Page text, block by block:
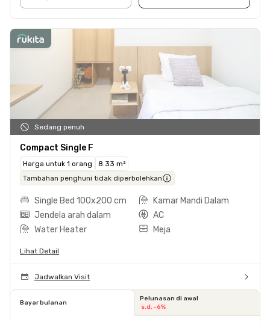
Sedang penuh
Compact Single F
Harga untuk 1 orang
8.33 m²
Tambahan penghuni tidak diperbolehkan
Single Bed 100x200 cm
Kamar Mandi Dalam
Jendela arah dalam
AC
Water Heater
Meja
Lihat Detail
Jadwalkan Visit
Bayar bulanan
Pelunasan di awal
s.d. -6%